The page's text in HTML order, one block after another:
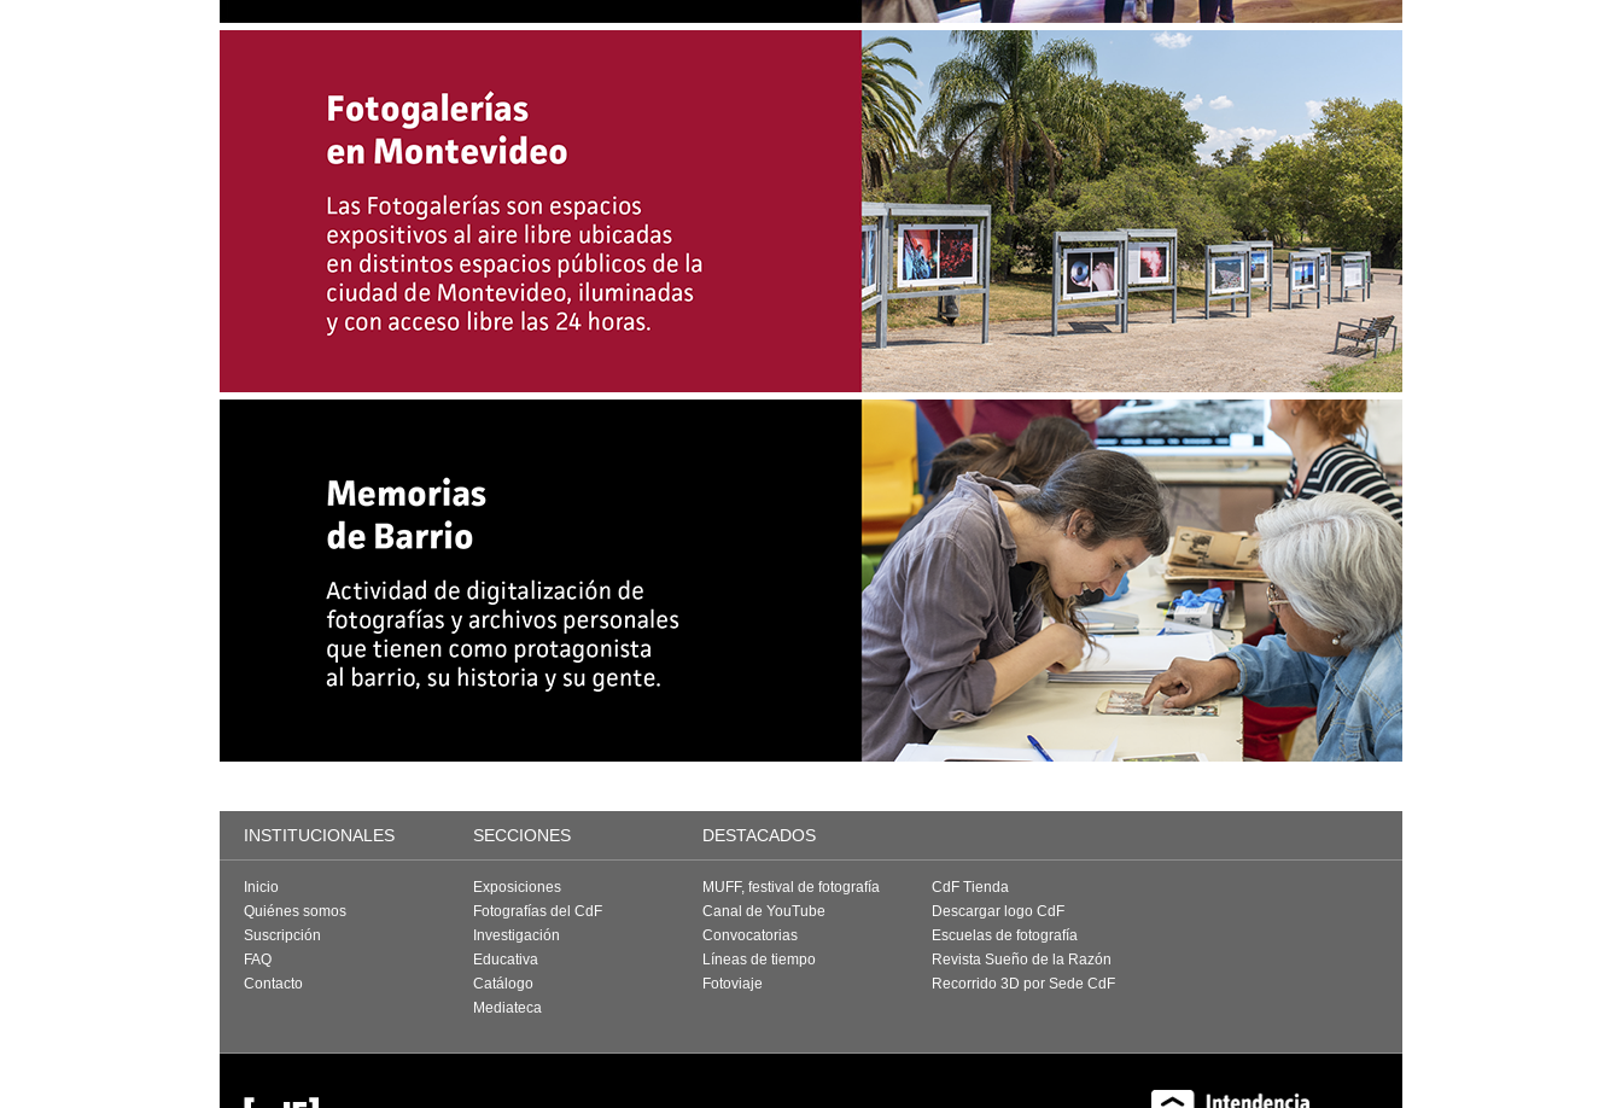
INSTITUCIONALES SECCIONES DESTACADOS
Inicio
Quiénes somos
Suscripción
FAQ
Contacto
Exposiciones
Fotografías del CdF
Investigación
Educativa
Catálogo
Mediateca
MUFF, festival de fotografía
Canal de YouTube
Convocatorias
Líneas de tiempo
Fotoviaje
CdF Tienda
Descargar logo CdF
Escuelas de fotografía
Revista Sueño de la Razón
Recorrido 3D por Sede CdF